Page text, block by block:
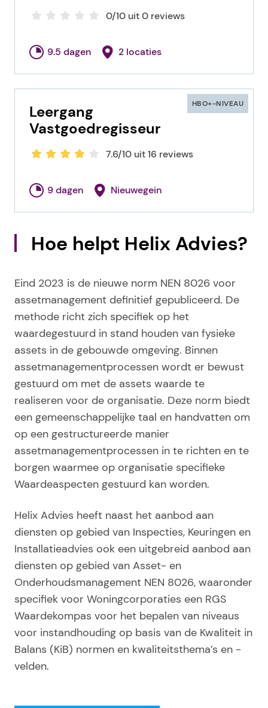
0/10 uit 0 reviews
9.5 dagen 2 locaties
HBO+-NIVEAU
Leergang
Vastgoedregisseur
7.6/10 uit 16 reviews
9 dagen Nieuwegein
Hoe helpt Helix Advies?
Eind 2023 is de nieuwe norm NEN 8026 voor
assetmanagement definitief gepubliceerd. De
methode richt zich specifiek op het
waardegestuurd in stand houden van fysieke
assets in de gebouwde omgeving. Binnen
assetmanagementprocessen wordt er bewust
gestuurd om met de assets waarde te
realiseren voor de organisatie. Deze norm biedt
een gemeenschappelijke taal en handvatten om
op een gestructureerde manier
assetmanagementprocessen in te richten en te
borgen waarmee op organisatie specifieke
Waardeaspecten gestuurd kan worden.
Helix Advies heeft naast het aanbod aan
diensten op gebied van Inspecties, Keuringen en
Installatieadvies ook een uitgebreid aanbod aan
diensten op gebied van Asset- en
Onderhoudsmanagement NEN 8026, waaronder
specifiek voor Woningcorporaties een RGS
Waardekompas voor het bepalen van niveaus
voor instandhouding op basis van de Kwaliteit in
Balans (KiB) normen en kwaliteitsthema’s en -
velden.